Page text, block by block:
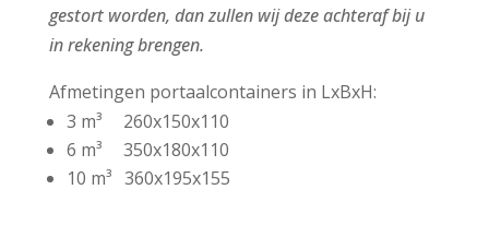
gestort worden, dan zullen wij deze achteraf bij u
in rekening brengen.
Afmetingen portaalcontainers in LxBxH:
3 m³ 260x150x110
6 m³ 350x180x110
10 m³ 360x195x155